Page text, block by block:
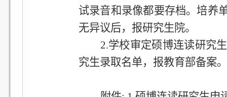
试录音和录像都要存档。培养
无异议后，报研究生院。
2.学校审定硕博连读研究
究生录取名单，报教育部备案。